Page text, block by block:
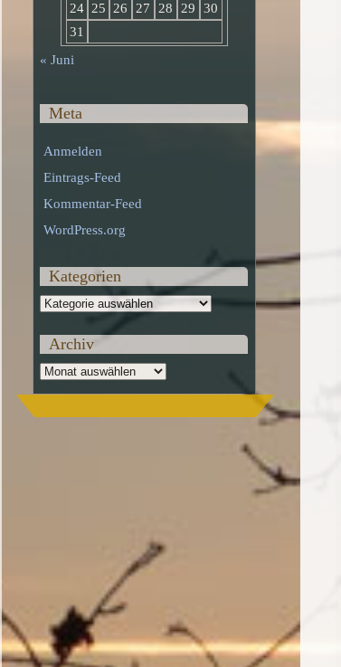
24 25 26 27 28 29
30
31
« Juni
Meta
Anmelden
Eintrags-Feed
Kommentar-Feed
WordPress.org
Kategorien
Kategorien
Archiv
Archiv